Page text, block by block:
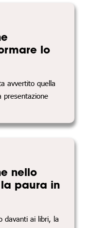
lo
avvertito quella
nello
paura in
davanti ai libri, la